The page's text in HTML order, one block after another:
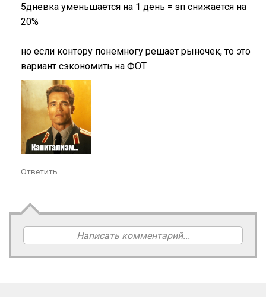
5дневка уменьшается на 1 день = зп снижается на
20%
но если контору понемногу решает рыночек, то это
вариант сэкономить на ФОТ
Ответить
Написать комментарий...